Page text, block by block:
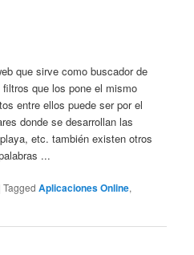
que sirve como buscador de
que los pone el mismo
entre ellos puede ser por el
donde se desarrollan las
etc. también existen otros
...
|Tagged Aplicaciones Online,